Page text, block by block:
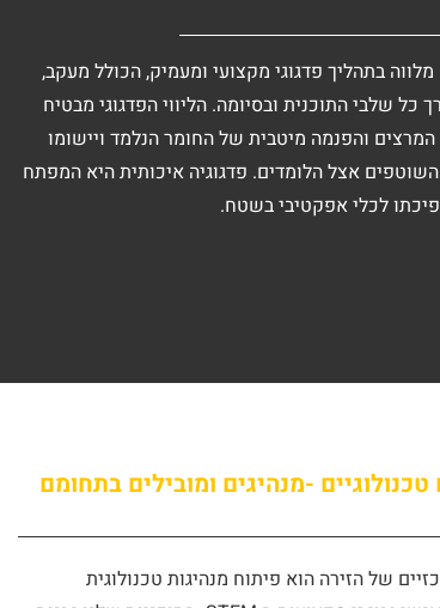
בתהליך פדגוגי מקצועי ומעמיק, הכולל מעקב,
כל שלבי התוכנית ובסיומה. הליווי הפדגוגי מבטיח
והפנמה מיטבית של החומר הנלמד ויישומו
אצל הלומדים. פדגוגיה איכותית היא המפתח
לכלי אפקטיבי בשטח.
-מנהיגים ומובילים בתחומם
של הזירה הוא פיתוח מנהיגות טכנולוגית